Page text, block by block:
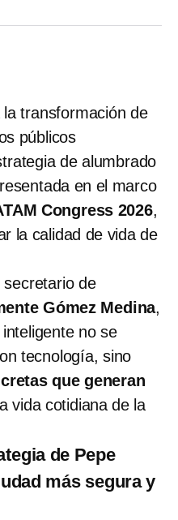
la transformación de
públicos
de alumbrado
en el marco
Congress 2026,
la calidad de vida de
de
Gómez Medina,
no se
tecnología, sino
que generan
vida cotidiana de la
de Pepe
más segura y